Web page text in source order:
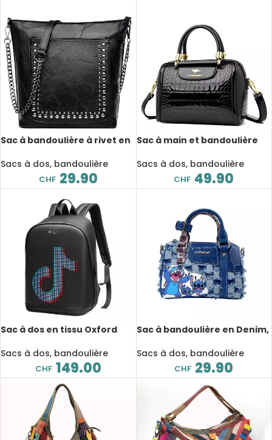
Sac à bandoulière à rivet en
pochette intérieure et
extérieure
Sacs à dos, bandoulière
CHF 29.90
Sac à main et bandoulière
style crocodile
Sacs à dos, bandoulière
CHF 49.90
Sac à dos en tissu Oxford
étanche, Publicité SR
Sacs à dos, bandoulière
CHF 149.00
Sac à bandoulière en Denim,
Sacs à dos, bandoulière
CHF 29.90